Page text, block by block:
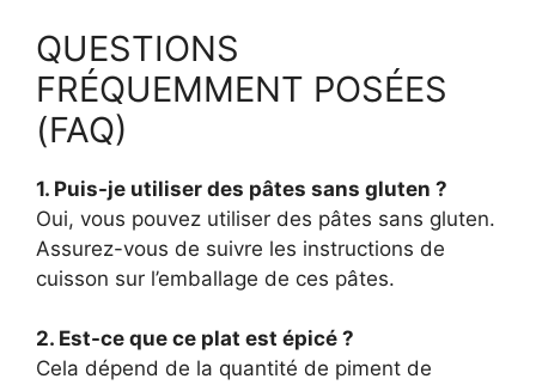
QUESTIONS
FRÉQUEMMENT POSÉES
(FAQ)
1. Puis-je utiliser des pâtes sans gluten ?
Oui, vous pouvez utiliser des pâtes sans gluten.
Assurez-vous de suivre les instructions de
cuisson sur l’emballage de ces pâtes.
2. Est-ce que ce plat est épicé ?
Cela dépend de la quantité de piment de